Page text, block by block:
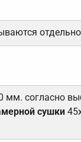
мм. согласно
сушки